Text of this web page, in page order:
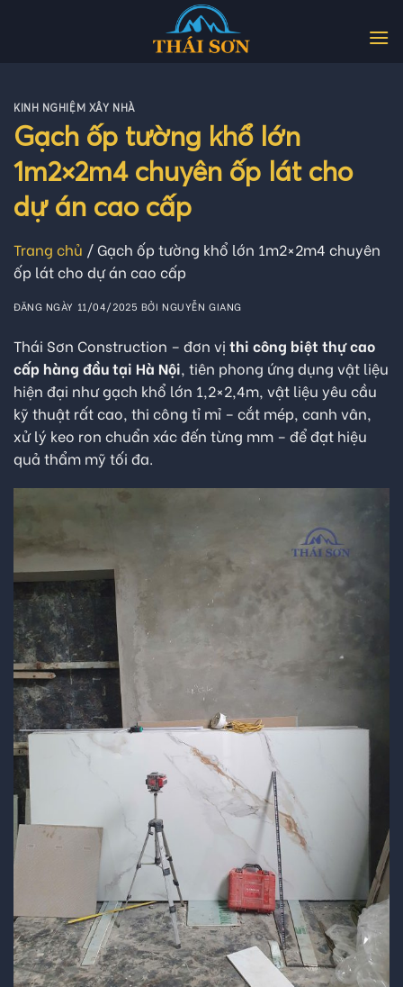
KINH NGHIỆM XÂY NHÀ
Gạch ốp tường khổ lớn
1m2×2m4 chuyên ốp lát cho
dự án cao cấp
Trang chủ /Gạch ốp tường khổ lớn 1m2×2m4 chuyên
ốp lát cho dự án cao cấp
ĐĂNG NGÀY 11/04/2025 BỞINGUYỄN GIANG
Thái Sơn Construction – đơn vị thi công biệt thự cao
cấp hàng đầu tại Hà Nội, tiên phong ứng dụng vật liệu
hiện đại như gạch khổ lớn 1,2×2,4m, vật liệu yêu cầu
kỹ thuật rất cao, thi công tỉ mỉ – cắt mép, canh vân,
xử lý keo ron chuẩn xác đến từng mm – để đạt hiệu
quả thẩm mỹ tối đa.